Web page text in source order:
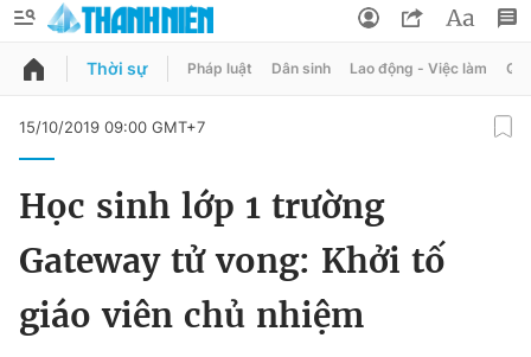
QUẢNG CÁO
Chuyên mục
Chuyên mục khác
Chào ngày mới Tin 24h
Đổi mật khẩu
Tin đã lưu
Tin đã xem
Thời sự Pháp luật Dân sinh Lao động - Việc làm
15/10/2019 09:00 GMT+7
Học sinh lớp 1 trường
Gateway tử vong: Khởi tố
giáo viên chủ nhiệm